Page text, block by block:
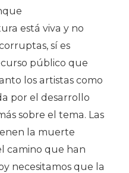
está viva y no
sí es
público que
los artistas como
por el desarrollo
sobre el tema. Las
la muerte
camino que han
necesitamos que la